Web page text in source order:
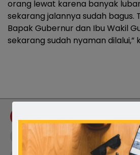
orang lewat karena banyak
sekarang jalannya sudah bagus.
Bapak Gubernur dan Ibu Wakil
sekarang sudah nyaman dilalui,”
Bantuan Keuangan Provinsi Sulsel